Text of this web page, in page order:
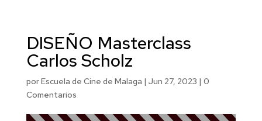
DISEÑO Masterclass
Carlos Scholz
porEscuela de Cine de Malaga | Jun 27, 2023 | 0
Comentarios